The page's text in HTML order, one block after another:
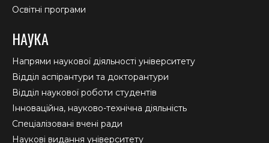
Освітні програми
НАУКА
Напрями наукової діяльності університету
Відділ аспірантури та докторантури
Відділ наукової роботи студентів
Інноваційна, науково-технічна діяльність
Спеціалізовані вчені ради
Наукові видання університету